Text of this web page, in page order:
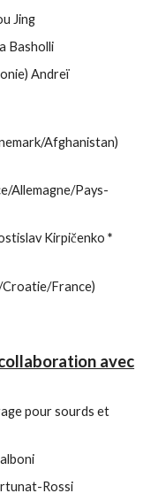
Jing
Basholli
Andreï
Afghanistan)
Allemagne/Pays-
Kirpičenko*
France)
avec
pour sourds et
Rossi